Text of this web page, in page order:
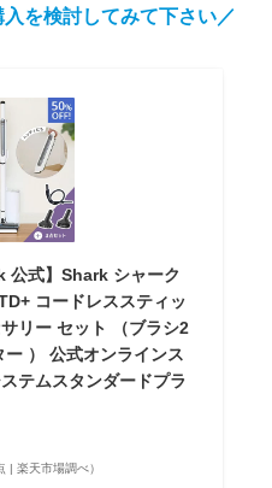
を検討してみて下さい／
公式】Shark シャーク
コードレススティッ
リー セット （ブラシ2
） 公式オンラインス
テムスタンダードプラ
| 楽天市場調べ）